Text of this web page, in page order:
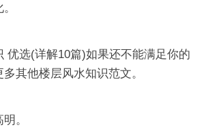
优选(详解10篇)如果还不能满足你的
其他楼层风水知识范文。
。